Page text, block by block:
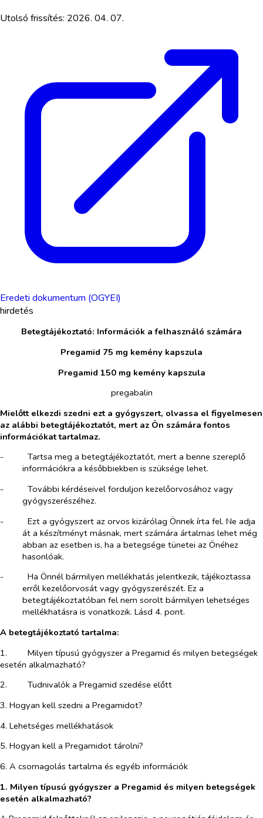
Utolsó frissítés: 2026. 04. 07.
Eredeti dokumentum (OGYEI)
hirdetés
Betegtájékoztató: Információk a felhasználó számára
Pregamid 75 mg kemény kapszula
Pregamid 150 mg kemény kapszula
pregabalin
Mielőtt elkezdi szedni ezt a gyógyszert, olvassa el figyelmesen
az alábbi betegtájékoztatót, mert az Ön számára fontos
információkat tartalmaz.
-​
Tartsa meg a betegtájékoztatót, mert a benne szereplő
információkra a későbbiekben is szüksége lehet.
-​
További kérdéseivel forduljon kezelőorvosához vagy
gyógyszerészéhez.
-​
Ezt a gyógyszert az orvos kizárólag Önnek írta fel. Ne adja
át a készítményt másnak, mert számára ártalmas lehet még
abban az esetben is, ha a betegsége tünetei az Önéhez
hasonlóak.
-​
Ha Önnél bármilyen mellékhatás jelentkezik, tájékoztassa
erről kezelőorvosát vagy gyógyszerészét. Ez a
betegtájékoztatóban fel nem sorolt bármilyen lehetséges
mellékhatásra is vonatkozik. Lásd 4. pont.
A betegtájékoztató tartalma:
1.​
Milyen típusú gyógyszer a Pregamid és milyen betegségek
esetén alkalmazható?
2.​
Tudnivalók a Pregamid szedése előtt
3. Hogyan kell szedni a Pregamidot?
4. Lehetséges mellékhatások
5. Hogyan kell a Pregamidot tárolni?
6. A csomagolás tartalma és egyéb információk
1. Milyen típusú gyógyszer a Pregamid és milyen betegségek
esetén alkalmazható?